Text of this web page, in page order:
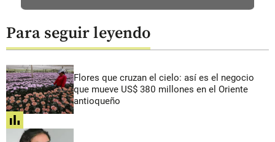
Para seguir leyendo
Flores que cruzan el cielo: así es el negocio
que mueve US$ 380 millones en el Oriente
antioqueño
share